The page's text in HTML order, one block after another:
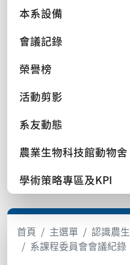
本系設備
會議記錄
榮譽榜
活動剪影
系友動態
農業生物科技館動物舍
學術策略專區及KPI
首頁 主選單 認識農生
系課程委員會會議紀錄